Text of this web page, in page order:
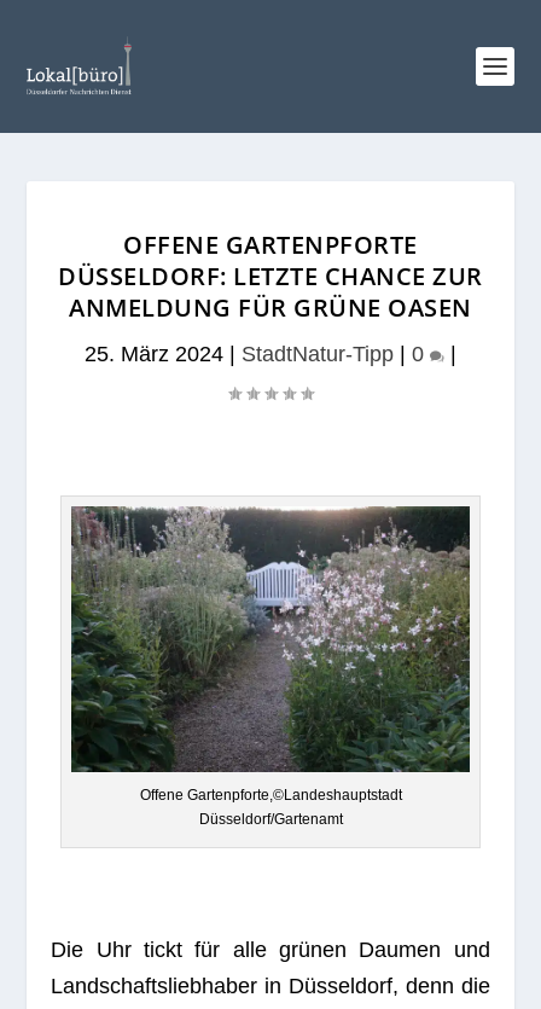
OFFENE GARTENPFORTE
DÜSSELDORF: LETZTE CHANCE ZUR
ANMELDUNG FÜR GRÜNE OASEN
25. März 2024 StadtNatur-Tipp 0
Offene Gartenpforte,©Landeshauptstadt
Düsseldorf/Gartenamt
Die Uhr tickt für alle grü­nen Dau­men und
Land­schafts­lieb­ha­ber in Düs­sel­dorf, denn die